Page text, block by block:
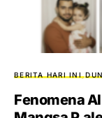
BERITA HARI INI
Fenomena